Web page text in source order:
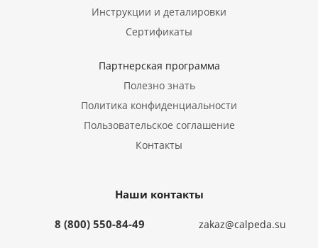
Инструкции и деталировки
Сертификаты
Партнерская программа
Полезно знать
Политика конфиденциальности
Пользовательское соглашение
Контакты
Наши контакты
8 (800) 550-84-49 zakaz@calpeda.su